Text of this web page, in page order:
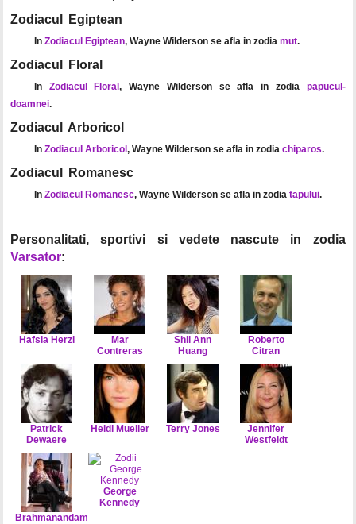
Zodiacul Egiptean
In Zodiacul Egiptean, Wayne Wilderson se afla in zodia mut.
Zodiacul Floral
In Zodiacul Floral, Wayne Wilderson se afla in zodia papucul-
doamnei.
Zodiacul Arboricol
In Zodiacul Arboricol , Wayne Wilderson se afla in zodia chiparos.
Zodiacul Romanesc
In Zodiacul Romanesc, Wayne Wilderson se afla in zodia tapului.
Personalitati, sportivi si vedete nascute in zodia
Varsator:
Hafsia Herzi
Mar
Contreras
Shii Ann
Huang
Roberto
Citran
Patrick
Dewaere
Heidi Mueller Terry Jones
Jennifer
Westfeldt
Brahmanandam
George
Kennedy